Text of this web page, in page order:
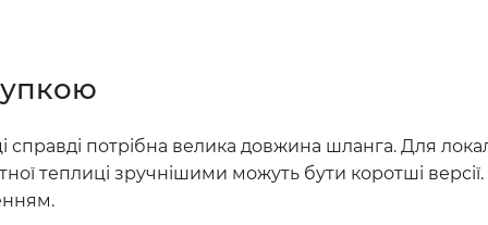
справді потрібна велика довжина шланга. Для
теплиці зручнішими можуть бути коротші